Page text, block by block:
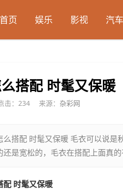
首页 娱乐 影视 汽车
搭配 时髦又保暖
击： 234 来源： 杂彩网
么搭配 时髦又保暖 毛衣可以说
还是宽松的，毛衣在搭配上面真
配 时髦又保暖